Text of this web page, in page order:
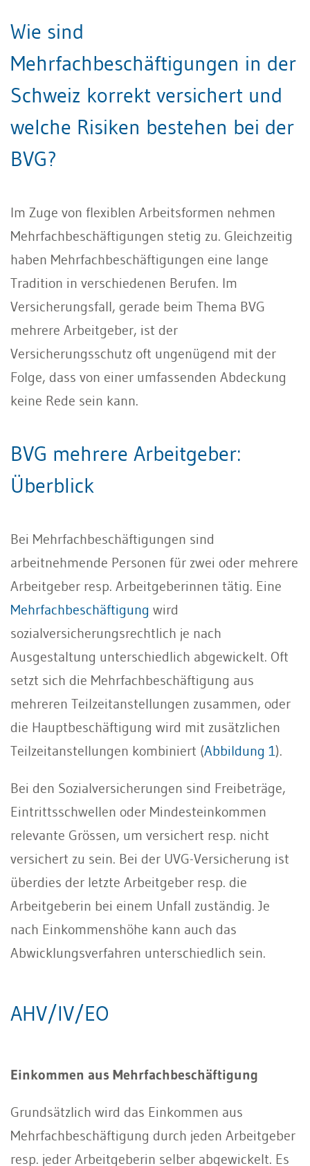
Wie sind
Mehrfachbeschäftigungen in der
Schweiz korrekt versichert und
welche Risiken bestehen bei der
BVG?
Im Zuge von flexiblen Arbeitsformen nehmen
Mehrfachbeschäftigungen stetig zu. Gleichzeitig
haben Mehrfachbeschäftigungen eine lange
Tradition in verschiedenen Berufen. Im
Versicherungsfall, gerade beim Thema BVG
mehrere Arbeitgeber, ist der
Versicherungsschutz oft ungenügend mit der
Folge, dass von einer umfassenden Abdeckung
keine Rede sein kann.
BVG mehrere Arbeitgeber:
Überblick
Bei Mehrfachbeschäftigungen sind
arbeitnehmende Personen für zwei oder mehrere
Arbeitgeber resp. Arbeitgeberinnen tätig. Eine
Mehrfachbeschäftigung wird
sozialversicherungsrechtlich je nach
Ausgestaltung unterschiedlich abgewickelt. Oft
setzt sich die Mehrfachbeschäftigung aus
mehreren Teilzeitanstellungen zusammen, oder
die Hauptbeschäftigung wird mit zusätzlichen
Teilzeitanstellungen kombiniert (Abbildung 1).
Bei den Sozialversicherungen sind Freibeträge,
Eintrittsschwellen oder Mindesteinkommen
relevante Grössen, um versichert resp. nicht
versichert zu sein. Bei der UVG-Versicherung ist
überdies der letzte Arbeitgeber resp. die
Arbeitgeberin bei einem Unfall zuständig. Je
nach Einkommenshöhe kann auch das
Abwicklungsverfahren unterschiedlich sein.
AHV/IV/EO
Einkommen aus Mehrfachbeschäftigung
Grundsätzlich wird das Einkommen aus
Mehrfachbeschäftigung durch jeden Arbeitgeber
resp. jeder Arbeitgeberin selber abgewickelt. Es